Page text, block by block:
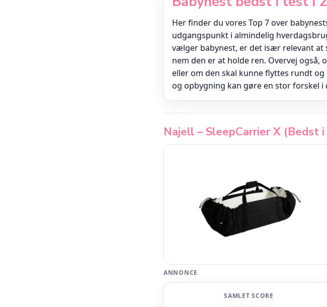
Her finder du vores Top 7 over
udgangspunkt i almindelig
vælger babynest, er det især relevant at
nem den er at holde ren. Overvej også,
eller om den skal kunne flyttes rundt og
og opbygning kan gøre en stor forskel i
Najell – SleepCarrier X (Bedst
ANNONCE
SAMLET SCORE